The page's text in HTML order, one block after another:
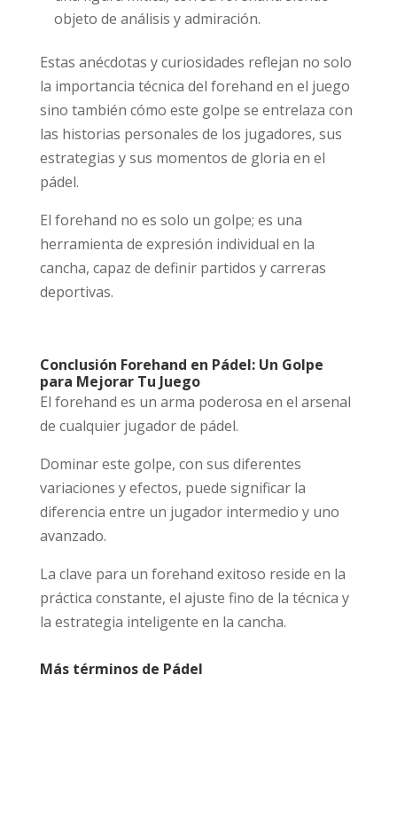
objeto de análisis y admiración.
Estas anécdotas y curiosidades reflejan no solo
la importancia técnica del forehand en el juego
sino también cómo este golpe se entrelaza con
las historias personales de los jugadores, sus
estrategias y sus momentos de gloria en el
pádel.
El forehand no es solo un golpe; es una
herramienta de expresión individual en la
cancha, capaz de definir partidos y carreras
deportivas.
Conclusión Forehand en Pádel: Un Golpe
para Mejorar Tu Juego
El forehand es un arma poderosa en el arsenal
de cualquier jugador de pádel.
Dominar este golpe, con sus diferentes
variaciones y efectos, puede significar la
diferencia entre un jugador intermedio y uno
avanzado.
La clave para un forehand exitoso reside en la
práctica constante, el ajuste fino de la técnica y
la estrategia inteligente en la cancha.
Más términos de Pádel